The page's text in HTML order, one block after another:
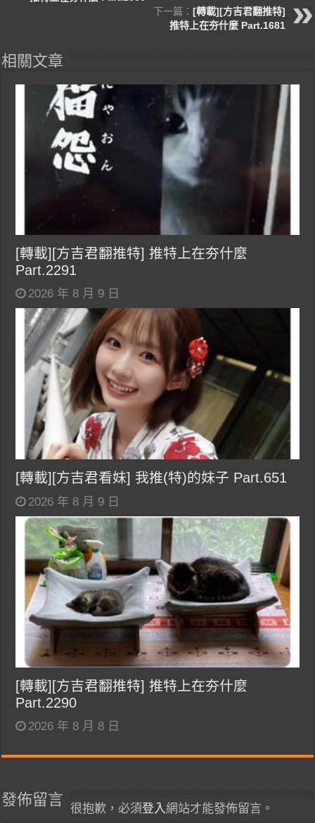
下一篇： [轉載][方吉君翻推特]
推特上在夯什麼 Part.1681
相關文章
[轉載][方吉君翻推特] 推特上在夯什麼
Part.2291
2026 年 8 月 9 日
[轉載][方吉君看妹] 我推(特)的妹子 Part.651
2026 年 8 月 9 日
[轉載][方吉君翻推特] 推特上在夯什麼
Part.2290
2026 年 8 月 8 日
發佈留言
很抱歉，必須登入網站才能發佈留言。